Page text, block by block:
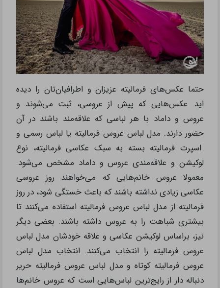
حتما عکس‌های فرمالیته عزیزان و اطرافیان‌تان را دیده
اید. عکس‌هایی که پیش از عروسی، ثبت می‌شوند و
عروس و داماد با هر لباسی که علاقه‌مند باشند در آن
حضور دارند. مدل لباس عروس فرمالیته یا لباس رسمی و
اسپرت فرمالیته بسته به سبک عکاسی فرمالیته، نوع
لوکیشن و علاقه‌مندی عروس و داماد مشخص می‌شود.
معمولا عروس خانم‌هایی که می‌خواهند روز عروسی
عکاسی زیادی نداشته باشند که باعث خستگی شود، در روز
فرمالیته از مدل لباس عروس فرمالیته استفاده می‌کنند تا
بیشتری شباهت را به عروس داشته باشند. بعضی دیگر
نیز، براساس لوکیشن عکاسی و علاقه خودشان مدل لباس
عروس فرمالیته را انتخاب می‌کنند. انتخاب مدل لباس
عروس فرمالیته کوتاه و مدل لباس عروس فرمالیته حریر
دنباله دار از رایج‌ترین لباس‌هایی است که عروس خانم‌ها